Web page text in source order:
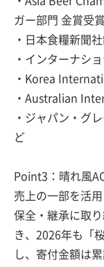
ガー部門 金賞受賞
・日本食糧新聞
・インターナシ
・Korea
・Australian
・ジャパン・グ
ど
Point3：晴れ風
売上の一部を活
保全・継承に取
き、2026年も「
し、寄付金額は